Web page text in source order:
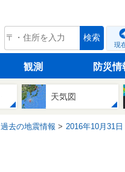
tenki.jp 検索
現
観測 防災情
天気図
過去の地震情報 2016年10月31日